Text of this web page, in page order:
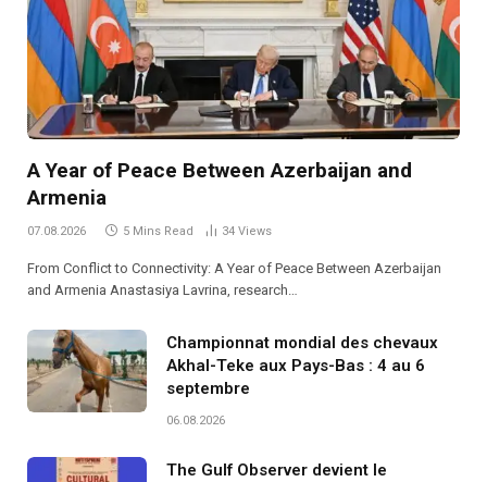
A Year of Peace Between Azerbaijan and
Armenia
07.08.2026 5 Mins Read 34 Views
From Conflict to Connectivity: A Year of Peace Between Azerbaijan
and Armenia Anastasiya Lavrina, research…
Championnat mondial des chevaux
Akhal-Teke aux Pays-Bas : 4 au 6
septembre
06.08.2026
The Gulf Observer devient le